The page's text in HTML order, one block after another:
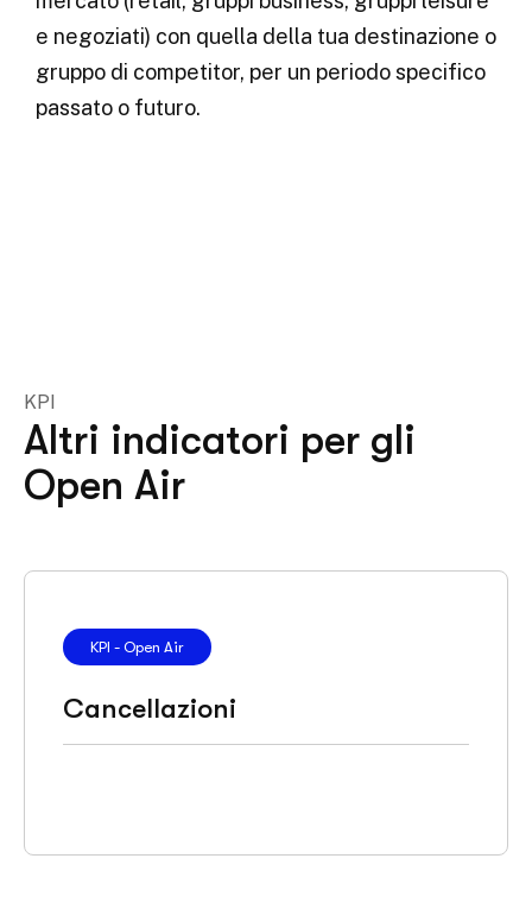
e negoziati) con quella della tua destinazione o
gruppo di competitor, per un periodo specifico
passato o futuro.
KPI
Altri indicatori per gli
Open Air
KPI - Open Air
Cancellazioni